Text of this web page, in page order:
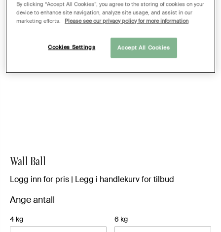
Wall Ball
Logg inn for pris | Legg i handlekurv for tilbud
Ange antall
4 kg 6 kg
By clicking “Accept All Cookies”, you agree to the storing of cookies on your
device to enhance site navigation, analyze site usage, and assist in our
marketing efforts.
Please see our privacy policy for more information
Cookies Settings Accept All Cookies